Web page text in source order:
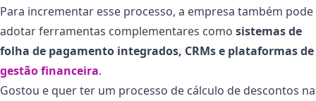
Para incrementar esse processo, a empresa também pode
adotar ferramentas complementares como sistemas de
folha de pagamento integrados, CRMs e plataformas de
gestão financeira.
Gostou e quer ter um processo de cálculo de descontos na